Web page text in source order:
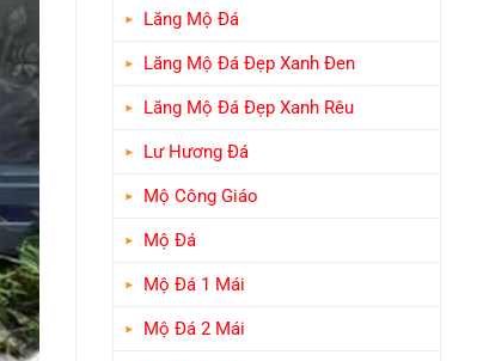
Lăng Mộ Đá
Lăng Mộ Đá Đẹp Xanh Đen
Lăng Mộ Đá Đẹp Xanh Rêu
Lư Hương Đá
Mộ Công Giáo
Mộ Đá
Mộ Đá 1 Mái
Mộ Đá 2 Mái